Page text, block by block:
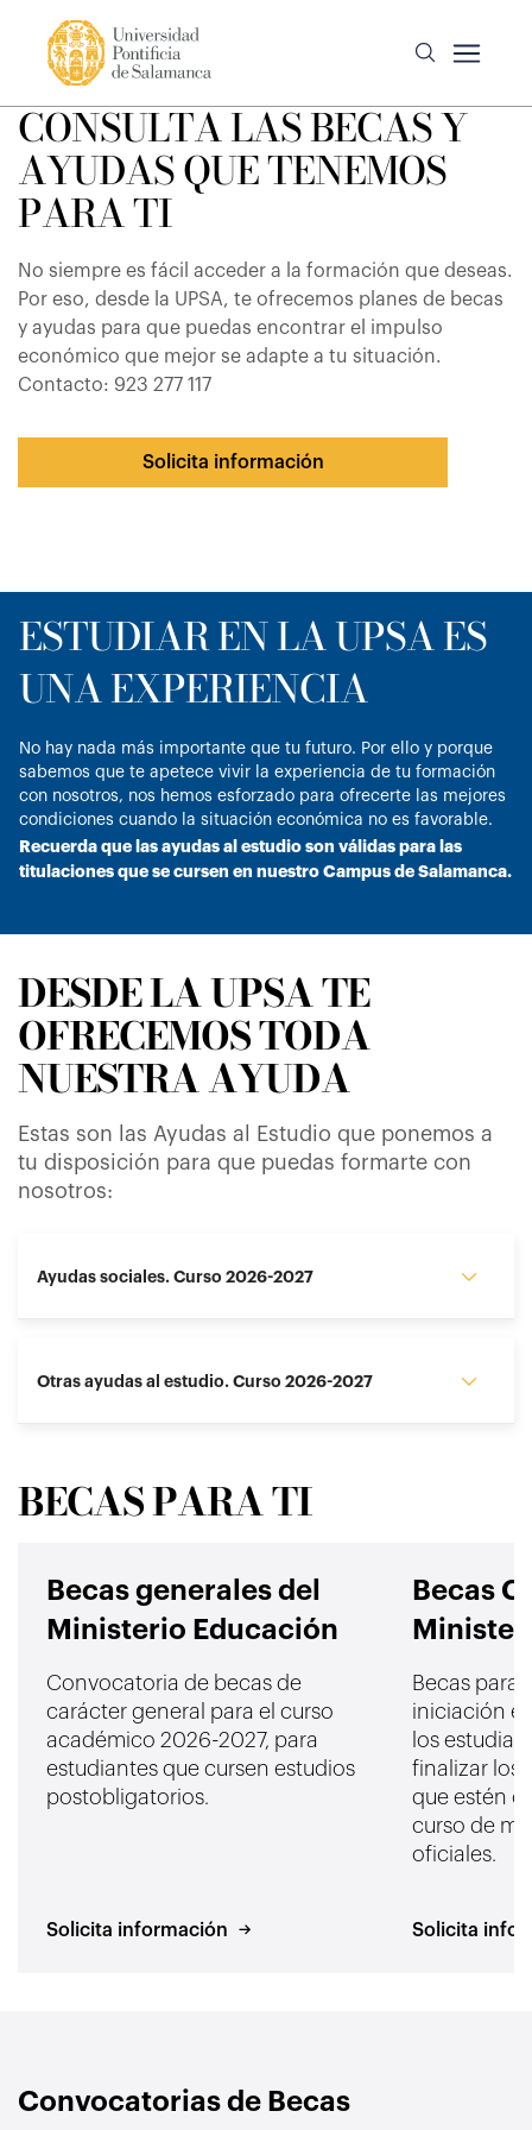
CONSULTA LAS BECAS Y
AYUDAS QUE TENEMOS
PARA TI
No siempre es fácil acceder a la formación que deseas.
Por eso, desde la UPSA, te ofrecemos planes de becas
y ayudas para que puedas encontrar el impulso
económico que mejor se adapte a tu situación.
Contacto: 923 277 117
Solicita información
ESTUDIAR EN LA UPSA ES
UNA EXPERIENCIA
No hay nada más importante que tu futuro. Por ello y porque
sabemos que te apetece vivir la experiencia de tu formación
con nosotros, nos hemos esforzado para ofrecerte las mejores
condiciones cuando la situación económica no es favorable.
Recuerda que las ayudas al estudio son válidas para las
titulaciones que se cursen en nuestro Campus de Salamanca.
DESDE LA UPSA TE
OFRECEMOS TODA
NUESTRA AYUDA
Estas son las Ayudas al Estudio que ponemos a
tu disposición para que puedas formarte con
nosotros:
Ayudas sociales. Curso 2026-2027
Otras ayudas al estudio. Curso 2026-2027
BECAS PARA TI
Becas generales del
Ministerio Educación
Convocatoria de becas de
carácter general para el curso
académico 2026-2027, para
estudiantes que cursen estudios
postobligatorios.
Solicita información
Becas
Becas para
iniciación
los
finalizar los
que estén
curso de
oficiales.
Solicita
Convocatorias de Becas